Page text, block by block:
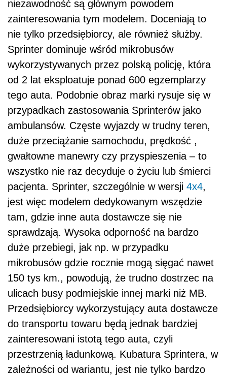
niezawodność są głównym powodem
zainteresowania tym modelem. Doceniają to
nie tylko przedsiębiorcy, ale również służby.
Sprinter dominuje wśród mikrobusów
wykorzystywanych przez polską policję, która
od 2 lat eksploatuje ponad 600 egzemplarzy
tego auta. Podobnie obraz marki rysuje się w
przypadkach zastosowania Sprinterów jako
ambulansów. Częste wyjazdy w trudny teren,
duże przeciążanie samochodu, prędkość ,
gwałtowne manewry czy przyspieszenia – to
wszystko nie raz decyduje o życiu lub śmierci
pacjenta. Sprinter, szczególnie w wersji 4x4,
jest więc modelem dedykowanym wszędzie
tam, gdzie inne auta dostawcze się nie
sprawdzają. Wysoka odporność na bardzo
duże przebiegi, jak np. w przypadku
mikrobusów gdzie rocznie mogą sięgać nawet
150 tys km., powodują, że trudno dostrzec na
ulicach busy podmiejskie innej marki niż MB.
Przedsiębiorcy wykorzystujący auta dostawcze
do transportu towaru będą jednak bardziej
zainteresowani istotą tego auta, czyli
przestrzenią ładunkową. Kubatura Sprintera, w
zależności od wariantu, jest nie tylko bardzo